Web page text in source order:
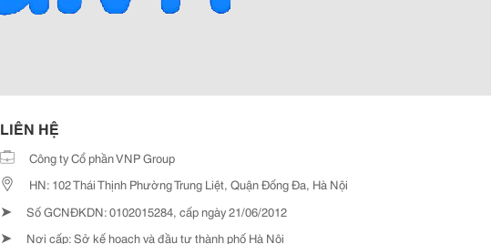
LIÊN HỆ
Công ty Cổ phần VNP Group
HN: 102 Thái Thịnh Phường Trung Liệt, Quận Đống Đa, Hà Nội
➤ Số GCNĐKDN: 0102015284, cấp ngày 21/06/2012
➤ Nơi cấp: Sở kế hoạch và đầu tư thành phố Hà Nội